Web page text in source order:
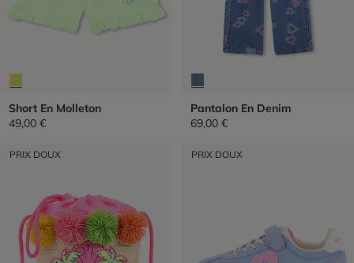
Short En Molleton
49,00 €
Pantalon En Denim
69,00 €
PRIX DOUX PRIX DOUX